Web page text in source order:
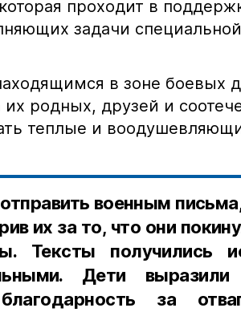
проходит в
задачи
в зоне боевых
родных, друзей и
теплые и
военным
их за то, что они
Тексты получились
Дети выразили
за